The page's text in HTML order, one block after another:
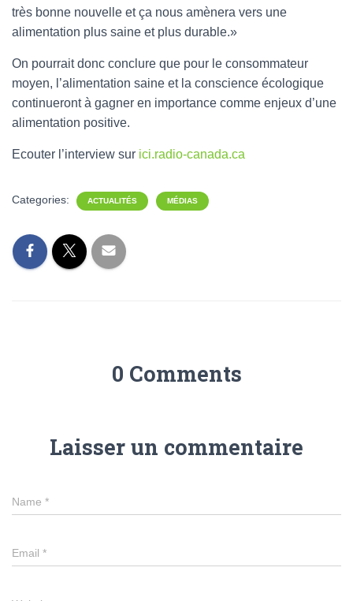
très bonne nouvelle et ça nous amènera vers une
alimentation plus saine et plus durable.
On pourrait donc conclure que pour le consommateur
moyen, l’alimentation saine et la conscience écologique
continueront à gagner en importance comme enjeux d’une
alimentation positive.
Ecouter l’interview sur ici.radio-canada.ca
Categories: ACTUALITÉS MÉDIAS
0 Comments
Laisser un commentaire
Name *
Email *